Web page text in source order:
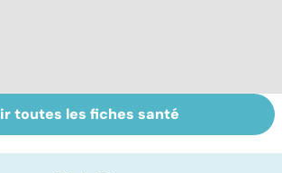
La sciatique : un
symptôme
toutes les fiches santé